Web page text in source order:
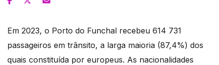
Em 2023, o Porto do Funchal recebeu 614 731
passageiros em trânsito, a larga maioria (87,4%) dos
quais constituída por europeus. As nacionalidades